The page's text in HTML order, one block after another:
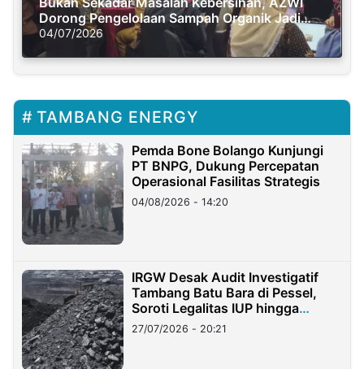
Dorong Pengelolaan Sampah Organik Jadi
Solusi Krisis Iklim
04/07/2026
TAMBANG ENERGY
Pemda Bone Bolango Kunjungi
PT BNPG, Dukung Percepatan
Operasional Fasilitas Strategis
04/08/2026 - 14:20
IRGW Desak Audit Investigatif
Tambang Batu Bara di Pessel,
Soroti Legalitas IUP hingga
Stockpile
27/07/2026 - 20:21